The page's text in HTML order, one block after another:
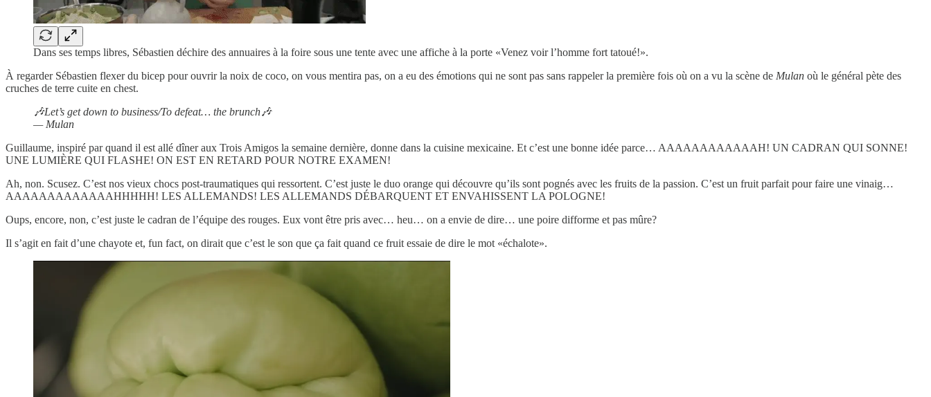
Dans ses temps libres, Sébastien déchire des annuaires à la foire sous une tente avec une affiche à la porte «Venez voir l’homme fort tatoué!».
À regarder Sébastien flexer du bicep pour ouvrir la noix de coco, on vous mentira pas, on a eu des émotions qui ne sont pas sans rappeler la première fois où on a vu la scène de Mulan où le général pète des
cruches de terre cuite en chest.
🎶Let’s get down to business/To defeat… the brunch🎶
— Mulan
Guillaume, inspiré par quand il est allé dîner aux Trois Amigos la semaine dernière, donne dans la cuisine mexicaine. Et c’est une bonne idée parce… AAAAAAAAAAAAH! UN CADRAN QUI SONNE!
UNE LUMIÈRE QUI FLASHE! ON EST EN RETARD POUR NOTRE EXAMEN!
Ah, non. Scusez. C’est nos vieux chocs post-traumatiques qui ressortent. C’est juste le duo orange qui découvre qu’ils sont pognés avec les fruits de la passion. C’est un fruit parfait pour faire une vinaig…
AAAAAAAAAAAAAHHHHH! LES ALLEMANDS! LES ALLEMANDS DÉBARQUENT ET ENVAHISSENT LA POLOGNE!
Oups, encore, non, c’est juste le cadran de l’équipe des rouges. Eux vont être pris avec… heu… on a envie de dire… une poire difforme et pas mûre?
Il s’agit en fait d’une chayote et, fun fact, on dirait que c’est le son que ça fait quand ce fruit essaie de dire le mot «échalote».